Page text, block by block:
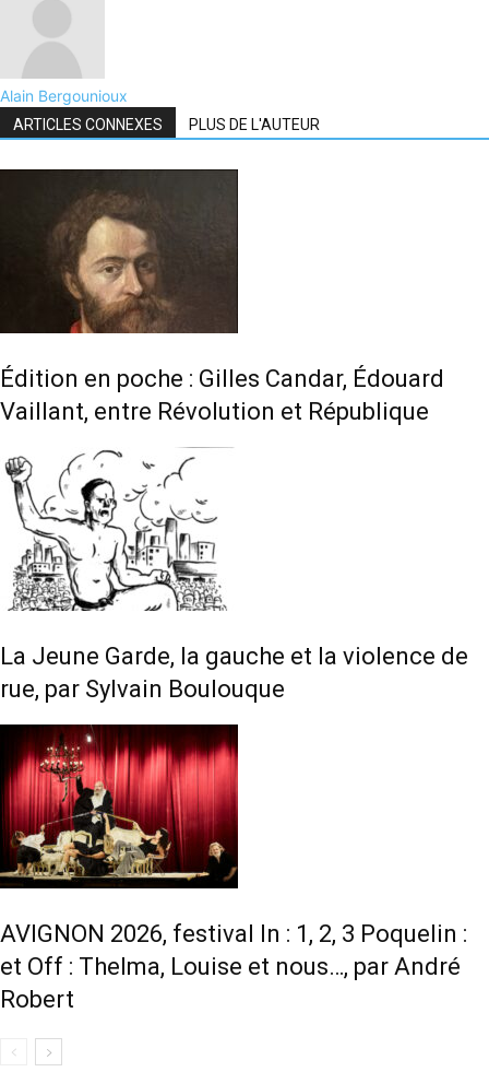
Alain Bergounioux
ARTICLES CONNEXES PLUS DE L'AUTEUR
Édition en poche : Gilles Candar, Édouard
Vaillant, entre Révolution et République
La Jeune Garde, la gauche et la violence de
rue, par Sylvain Boulouque
AVIGNON 2026, festival In : 1, 2, 3 Poquelin :
et Off : Thelma, Louise et nous…, par André
Robert